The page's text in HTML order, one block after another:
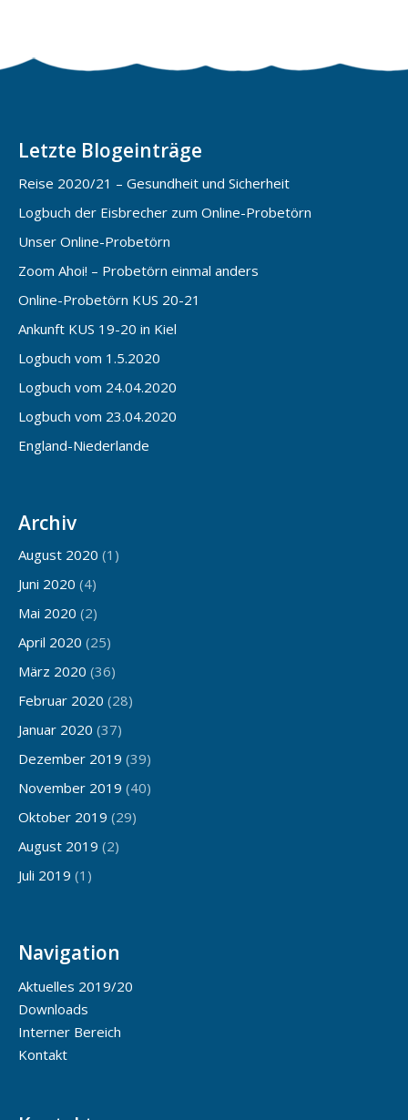
Letzte Blogeinträge
Reise 2020/21 – Gesundheit und Sicherheit
Logbuch der Eisbrecher zum Online-Probetörn
Unser Online-Probetörn
Zoom Ahoi! – Probetörn einmal anders
Online-Probetörn KUS 20-21
Ankunft KUS 19-20 in Kiel
Logbuch vom 1.5.2020
Logbuch vom 24.04.2020
Logbuch vom 23.04.2020
England-Niederlande
Archiv
August 2020 (1)
Juni 2020 (4)
Mai 2020 (2)
April 2020 (25)
März 2020 (36)
Februar 2020 (28)
Januar 2020 (37)
Dezember 2019 (39)
November 2019 (40)
Oktober 2019 (29)
August 2019 (2)
Juli 2019 (1)
Navigation
Aktuelles 2019/20
Downloads
Interner Bereich
Kontakt